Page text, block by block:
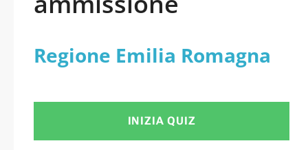
Regione Emilia Romagna
INIZIA QUIZ